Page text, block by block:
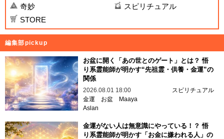
奇妙
スピリチュアル
STORE
編集部pickup
お盆に開く「あの世とのゲート」とは？ 悟
り系霊能師が明かす“先祖霊・供養・金運”の
関係
2026.08.01 18:00
スピリチュアル
金運
お盆
Maaya
Aslan
金運がない人は無意識にやっている！？ 悟
り系霊能師が明かす「お金に嫌われる人」の